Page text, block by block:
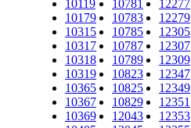
10119
10179
10315
10317
10318
10319
10365
10367
10369
10781
10783
10785
10787
10789
10823
10825
10829
12043
12277
12279
12305
12307
12309
12347
12349
12351
12353